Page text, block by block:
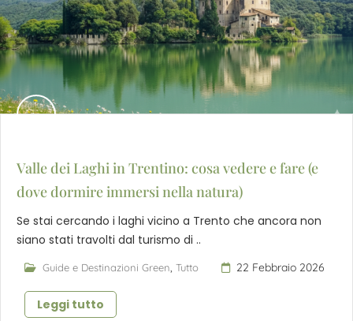
Valle dei Laghi in Trentino: cosa vedere e fare (e
dove dormire immersi nella natura)
Se stai cercando i laghi vicino a Trento che ancora non
siano stati travolti dal turismo di ..
Guide e Destinazioni Green, Tutto 22 Febbraio 2026
Leggi tutto